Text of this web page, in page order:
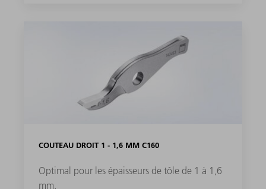
COUTEAU DROIT 1 - 1,6 MM C160
Optimal pour les épaisseurs de tôle de 1 à 1,6
mm.